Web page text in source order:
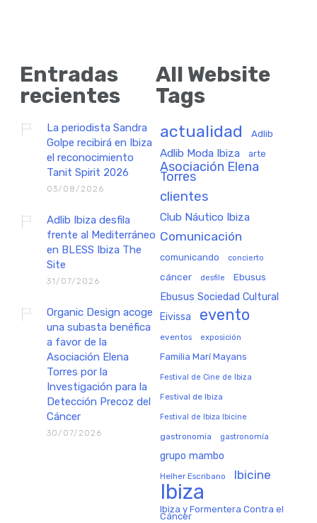
Entradas
recientes
La periodista Sandra
Golpe recibirá en Ibiza
el reconocimiento
Tanit Spirit 2026
03/08/2026
Adlib Ibiza desfila
frente al Mediterráneo
en BLESS Ibiza The
Site
31/07/2026
Organic Design acoge
una subasta benéfica
a favor de la
Asociación Elena
Torres por la
Investigación para la
Detección Precoz del
Cáncer
30/07/2026
All Website
Tags
actualidad Adlib
Adlib Moda Ibiza arte
Asociación Elena
Torres
clientes
Club Náutico Ibiza
Comunicación
comunicando concierto
cáncer desfile Ebusus
Ebusus Sociedad Cultural
Eivissa evento
eventos exposición
Familia Marí Mayans
Festival de Cine de Ibiza
Festival de Ibiza
Festival de Ibiza Ibicine
gastronomia gastronomía
grupo mambo
Helher Escribano Ibicine
Ibiza
Ibiza y Formentera Contra el
Cáncer